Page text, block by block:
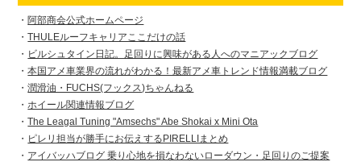
阿部商会公式ホームページ
THULEルーフキャリアここだけの話
ビルシュタイン日記。足回りに興味がある人へのマニアックブログ
本国アメ車業界の流れがわかる！最新アメ車トレンド情報満載ブログ
潤滑油・FUCHS(フックス)ちゃんねる
ホイール関連情報ブログ
The Leagal Tuning "Amsechs" Abe Shokai x Mini Ota
ピレリ担当が勝手にお伝えするPIRELLIまとめ
アイバッハブログ 乗り心地を損なわないローダウン・足回りのご提案